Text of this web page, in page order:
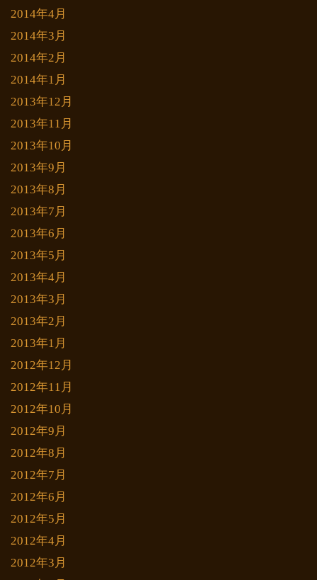
2014年4月
2014年3月
2014年2月
2014年1月
2013年12月
2013年11月
2013年10月
2013年9月
2013年8月
2013年7月
2013年6月
2013年5月
2013年4月
2013年3月
2013年2月
2013年1月
2012年12月
2012年11月
2012年10月
2012年9月
2012年8月
2012年7月
2012年6月
2012年5月
2012年4月
2012年3月